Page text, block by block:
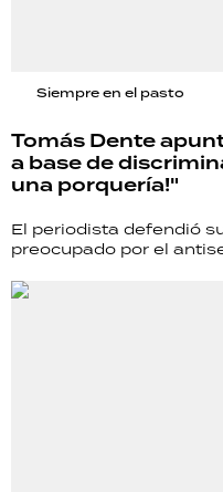
Siempre en el pasto
Tomás Dente
a base de
una porquería!"
El periodista defendió
preocupado por el